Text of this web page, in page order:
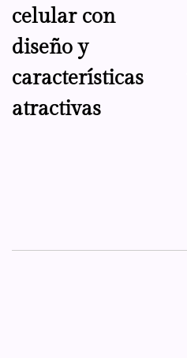
celular con
diseño y
características
atractivas